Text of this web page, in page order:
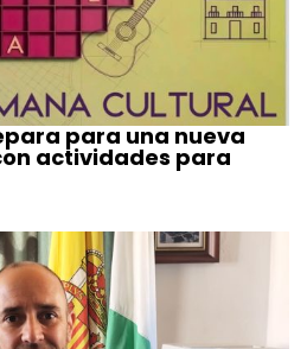
para una nueva
actividades para